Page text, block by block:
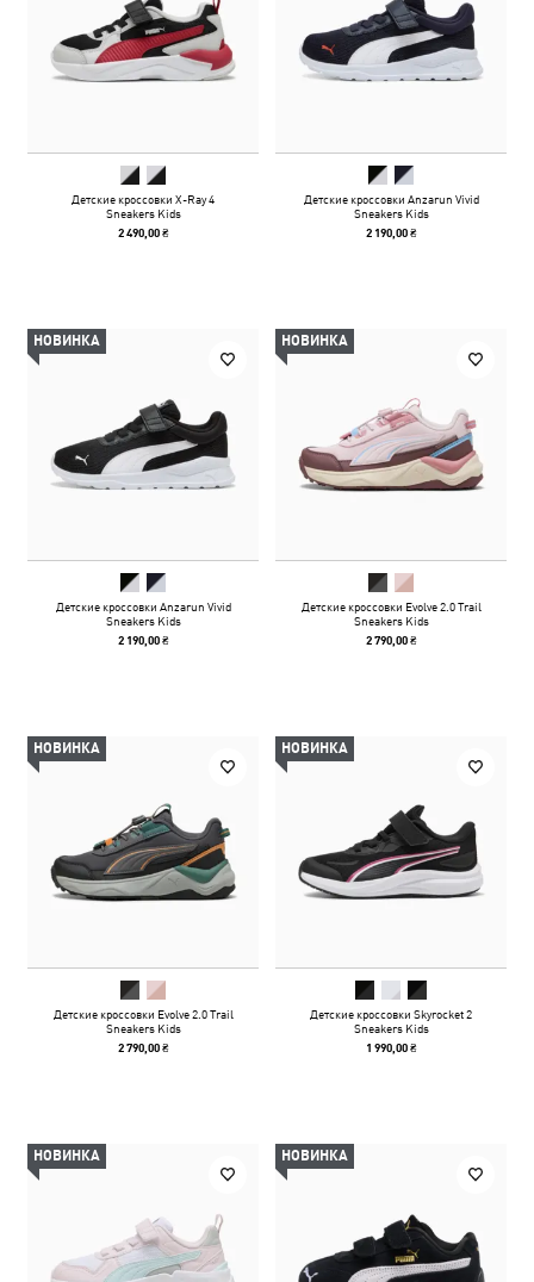
Детские кроссовки X-Ray 4
Sneakers Kids
2 490,00 ₴
Детские кроссовки Anzarun Vivid
Sneakers Kids
2 190,00 ₴
НОВИНКА
Детские кроссовки Anzarun Vivid
Sneakers Kids
2 190,00 ₴
НОВИНКА
Детские кроссовки Evolve 2.0 Trail
Sneakers Kids
2 790,00 ₴
НОВИНКА
Детские кроссовки Evolve 2.0 Trail
Sneakers Kids
2 790,00 ₴
НОВИНКА
Детские кроссовки Skyrocket 2
Sneakers Kids
1 990,00 ₴
НОВИНКА НОВИНКА